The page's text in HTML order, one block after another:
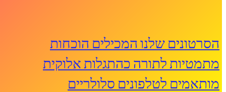
הסרטונים שלנו המכילים הוכחות
מתמטיות לתורה כהתגלות אלוקית
מותאמים לטלפונים סלולריים